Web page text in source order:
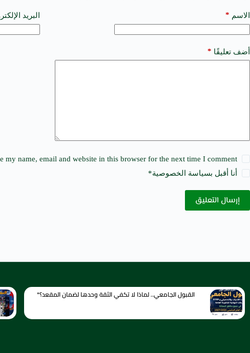
الاسم * البريد
أضف تعليقًا *
my name, email and website in this browser for the next time I comment.
أنا أقبل بسياسة الخصوصية*
إرسال التعليق
t
e
a
t
القبول الجامعي.. لماذا لا تكفي الثقة وحدها لضمان المقعد؟*